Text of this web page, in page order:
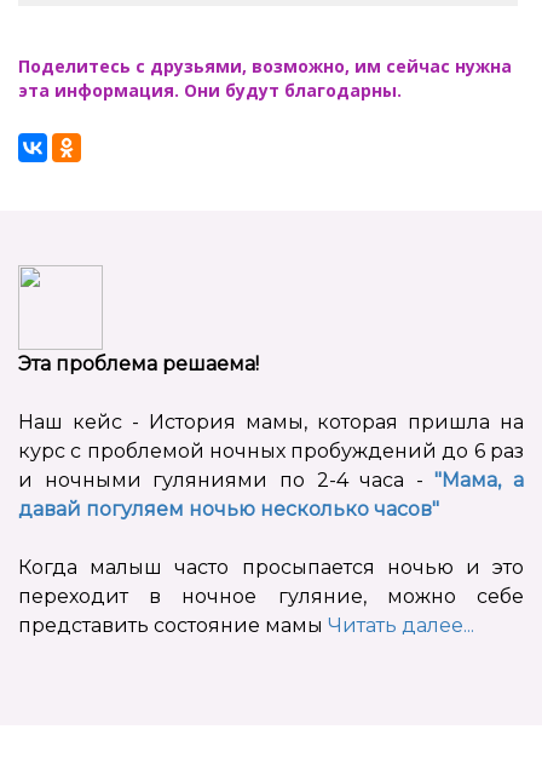
Поделитесь с друзьями, возможно, им сейчас нужна
эта информация. Они будут благодарны.
Эта проблема решаема!
Наш кейс - История мамы, которая пришла на
курс с проблемой ночных пробуждений до 6 раз
и ночными гуляниями по 2-4 часа -"Мама, а
давай погуляем ночью несколько часов"
Когда малыш часто просыпается ночью и это
переходит в ночное гуляние, можно себе
представить состояние мамы Читать далее...